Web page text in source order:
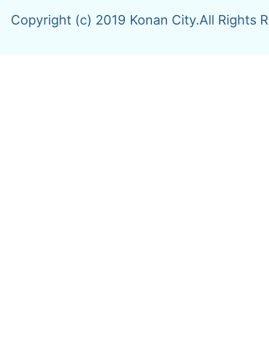
Copyright (c) 2019 Konan City.All Rights